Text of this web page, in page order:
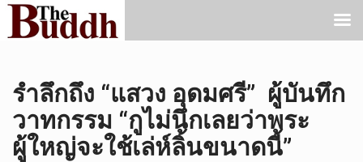
รำลึกถึง “แสวง อุดมศรี” ผู้บันทึก
วาทกรรม “กูไม่นึกเลยว่าพระ
ผู้ใหญ่จะใช้เล่ห์ลิ้นขนาดนี้”